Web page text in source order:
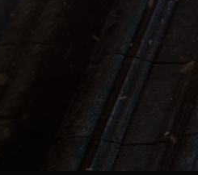
Nel caso ti fossi
sullo sviluppo, puoi
direttore di progettazione,
di gioco senior,
uniti al creatore di
MrLlamaSC, per
e mostrare i